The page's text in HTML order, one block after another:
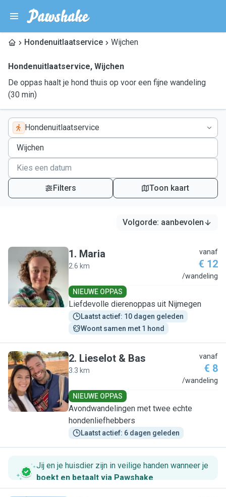
Hondenuitlaatservice Wijchen
Hondenuitlaatservice, Wijchen
De oppas haalt je hond thuis op voor een fijne wandeling
(30 min)
Hondenuitlaatservice
Filters Toon kaart
Volgorde: aanbevolen
M
1. Maria
2.6 km
vanaf
€ 12
/wandeling
NIEUWE OPPAS
Liefdevolle dierenoppas uit Nijmegen
Laatst actief: 10 dagen geleden
Woont samen met 1 hond
L
2. Lieselot & Bas
3.3 km
vanaf
€ 8
/wandeling
NIEUWE OPPAS
Avondwandelingen met twee echte
hondenliefhebbers
Laatst actief: 6 dagen geleden
Jij en je huisdier zijn in veilige handen wanneer je
boekt en betaalt via Pawshake.